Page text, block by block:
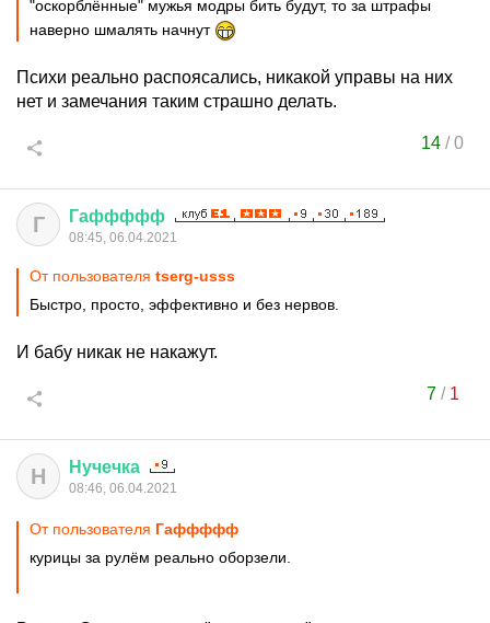
"оскорблённые" мужья модры бить будут, то за штрафы
наверно шмалять начнут
Психи реально распоясались, никакой управы на них
нет и замечания таким страшно делать.
14 /0
Г Гаффффф
08:45, 06.04.2021
От пользователя tserg-usss
Быстро, просто, эффективно и без нервов.
И бабу никак не накажут.
7/ 1
Н Нучечка
08:46, 06.04.2021
От пользователя Гаффффф
курицы за рулём реально оборзели.